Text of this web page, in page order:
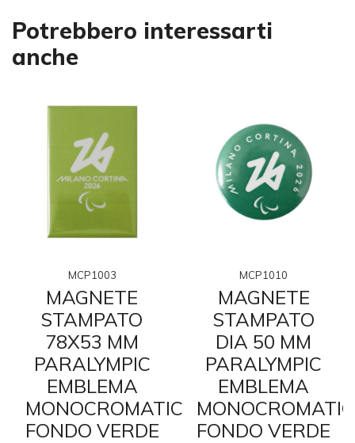
Potrebbero interessarti
anche
MCP1003
MAGNETE
STAMPATO
78X53 MM
PARALYMPIC
EMBLEMA
MONOCROMATICO
FONDO VERDE
MCP1010
MAGNETE
STAMPATO
DIA 50 MM
PARALYMPIC
EMBLEMA
FONDO VERDE